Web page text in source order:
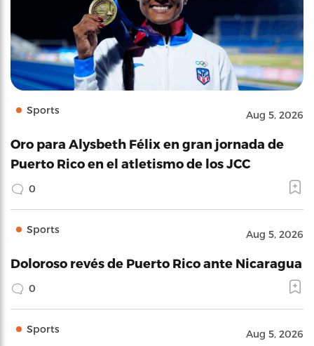
Sports Aug 5, 2026
Oro para Alysbeth Félix en gran jornada de
Puerto Rico en el atletismo de los JCC
0
Sports Aug 5, 2026
Doloroso revés de Puerto Rico ante Nicaragua
0
Sports Aug 5, 2026